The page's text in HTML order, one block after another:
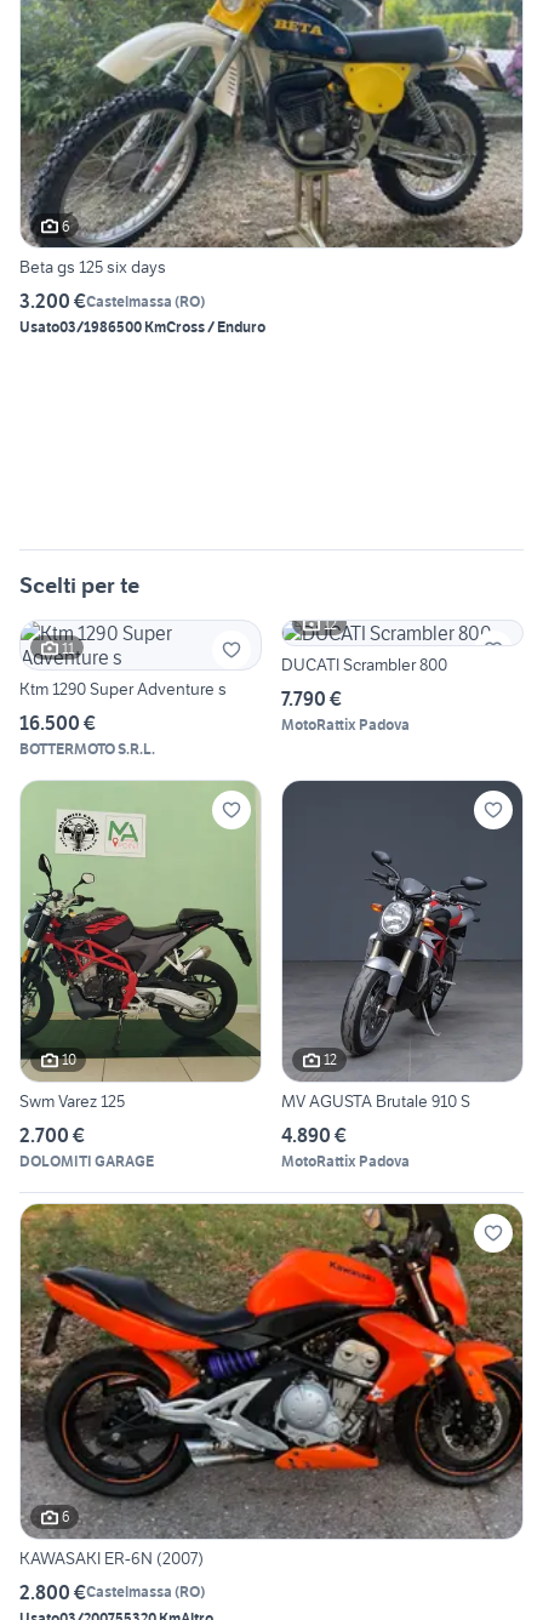
6
Beta gs 125 six days
3.200 €Castelmassa (RO)
Usato03/1986500 KmCross / Enduro
Scelti per te
11
Ktm 1290 Super Adventure s
16.500 €
BOTTERMOTO S.R.L.
12
DUCATI Scrambler 800
7.790 €
MotoRattix Padova
10
Swm Varez 125
2.700 €
DOLOMITI GARAGE
12
MV AGUSTA Brutale 910 S
4.890 €
MotoRattix Padova
6
KAWASAKI ER-6N (2007)
2.800 €Castelmassa (RO)